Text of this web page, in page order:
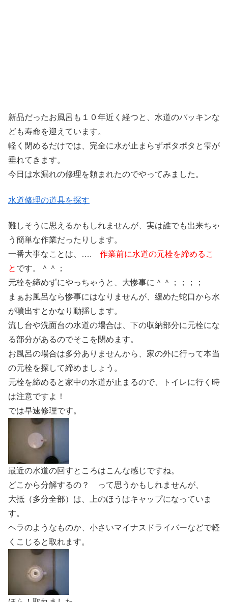
新品だったお風呂も１０年近く経つと、水道のパッキンな
ども寿命を迎えています。
軽く閉めるだけでは、完全に水が止まらずポタポタと雫が
垂れてきます。
今日は水漏れの修理を頼まれたのでやってみました。
水道修理の道具を探す
難しそうに思えるかもしれませんが、実は誰でも出来ちゃ
う簡単な作業だったりします。
一番大事なことは、…. 作業前に水道の元栓を締めるこ
と です。＾＾；
元栓を締めずにやっちゃうと、大惨事に＾＾；；；；
まぁお風呂なら惨事にはなりませんが、緩めた蛇口から水
が噴出すとかなり動揺します。
流し台や洗面台の水道の場合は、下の収納部分に元栓にな
る部分があるのでそこを閉めます。
お風呂の場合は多分ありませんから、家の外に行って本当
の元栓を探して締めましょう。
元栓を締めると家中の水道が止まるので、トイレに行く時
は注意ですよ！
では早速修理です。
最近の水道の回すところはこんな感じですね。
どこから分解するの？ って思うかもしれませんが、
大抵（多分全部）は、上のほうはキャップになっていま
す。
ヘラのようなものか、小さいマイナスドライバーなどで軽
くこじると取れます。